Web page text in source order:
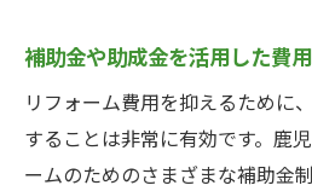
補助金や助成金を活用した費
リフォーム費用を抑えるために
することは非常に有効です。鹿
ームのためのさまざまな補助金